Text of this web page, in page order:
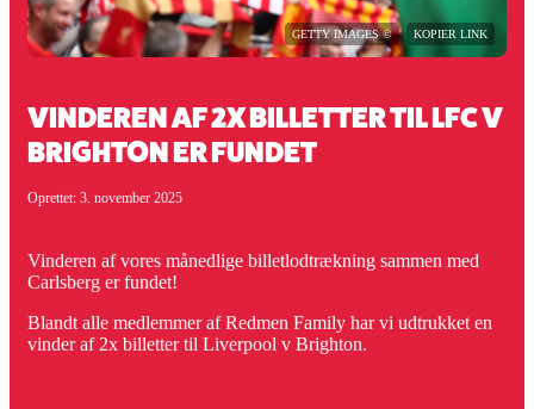
GETTY IMAGES © KOPIER LINK
VINDEREN AF 2X BILLETTER TIL LFC V
BRIGHTON ER FUNDET
Oprettet: 3. november 2025
Vinderen af vores månedlige billetlodtrækning sammen med
Carlsberg er fundet!
Blandt alle medlemmer af Redmen Family har vi udtrukket en
vinder af 2x billetter til Liverpool v Brighton.